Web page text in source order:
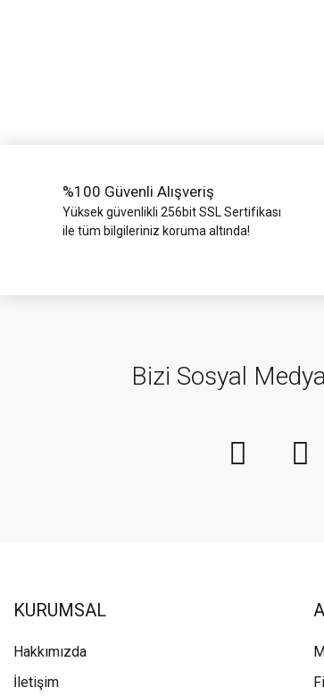
%100 Güvenli Alışveriş
Yüksek güvenlikli 256bit SSL Sertifikası
ile tüm bilgileriniz koruma altında!
Bizi Sosyal
KURUMSAL
Hakkımızda
İletişim